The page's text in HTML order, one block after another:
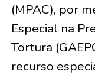
(MPAC), por
Especial na
Tortura
recurso